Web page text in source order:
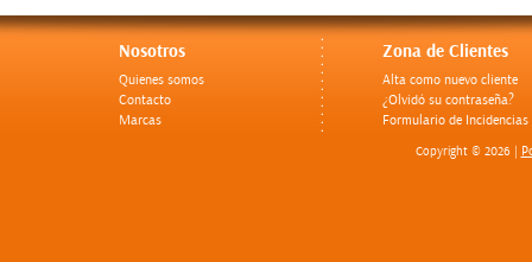
Nosotros
Quienes somos
Contacto
Marcas
Zona de Clientes
Alta como nuevo cliente
¿Olvidó su contraseña?
Formulario de Incidencias
Copyright © 2026 |